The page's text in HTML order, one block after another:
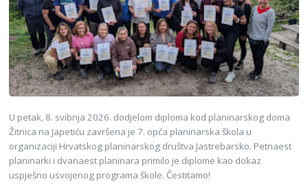
U petak, 8. svibnja 2026. dodjelom diploma kod planinarskog doma
Žitnica na Japetiću završena je 7. opća planinarska škola u
organizaciji Hrvatskog planinarskog društva Jastrebarsko. Petnaest
planinarki i dvanaest planinara primilo je diplome kao dokaz
uspješno usvojenog programa škole. Čestitamo!